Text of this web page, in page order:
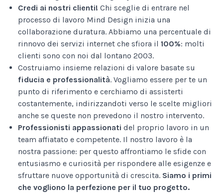
Credi ai nostri clienti! Chi sceglie di entrare nel
processo di lavoro Mind Design inizia una
collaborazione duratura. Abbiamo una percentuale di
rinnovo dei servizi internet che sfiora il 100%: molti
clienti sono con noi dal lontano 2003.
Costruiamo insieme relazioni di valore basate su
fiducia e professionalità. Vogliamo essere per te un
punto di riferimento e cerchiamo di assisterti
costantemente, indirizzandoti verso le scelte migliori
anche se queste non prevedono il nostro intervento.
Professionisti appassionati del proprio lavoro in un
team affiatato e competente. Il nostro lavoro è la
nostra passione: per questo affrontiamo le sfide con
entusiasmo e curiosità per rispondere alle esigenze e
sfruttare nuove opportunità di crescita. Siamo i primi
che vogliono la perfezione per il tuo progetto.